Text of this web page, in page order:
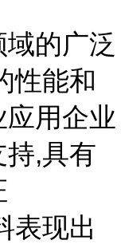
的广泛
性能和
用企业
,具有
表现出